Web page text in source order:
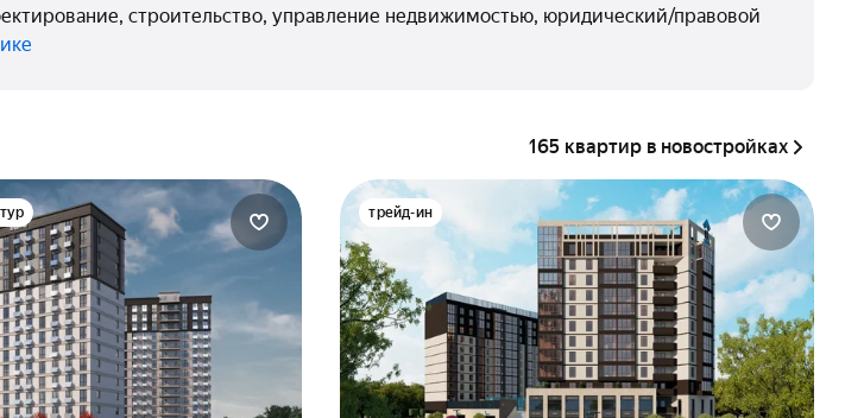
строительство, управление недвижимостью, юридический/правовой
165 квартир в новостройках
трейд-ин